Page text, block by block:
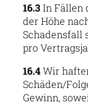
16.3In Fällen
der Höhe
Schadensfall
pro
16.4Wir
Schäden/
Gewinn,